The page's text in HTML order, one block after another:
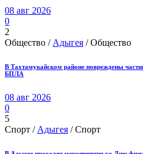
08 авг 2026
0
2
Общество / Адыгея / Общество
В Тахтамукайском районе повреждены
БПЛА
08 авг 2026
0
5
Спорт / Адыгея / Спорт